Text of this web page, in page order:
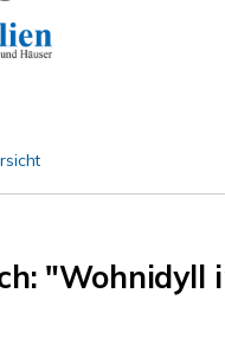
"Wohnidyll